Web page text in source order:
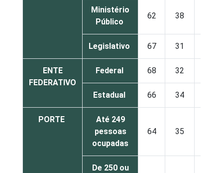
Ministério
Público
62 38
Legislativo 67 31
ENTE
FEDERATIVO
Federal 68 32
Estadual 66 34
PORTE
Até 249
pessoas
ocupadas
64 35
De 250 ou